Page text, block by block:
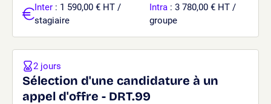
Inter : 1 590,00 € HT /
stagiaire
Intra : 3 780,00 € HT /
groupe
Sélection d'une candidature à un
appel d'offre - DRT.99
2 jours